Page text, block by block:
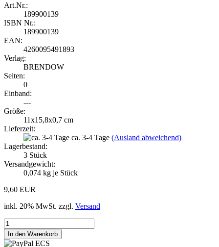
Art.Nr.:
189900139
ISBN Nr.:
189900139
EAN:
4260095491893
Verlag:
BRENDOW
Seiten:
0
Einband:
---
Größe:
11x15,8x0,7 cm
Lieferzeit:
ca. 3-4 Tage (Ausland abweichend)
Lagerbestand:
3 Stück
Versandgewicht:
0,074 kg je Stück
9,60 EUR
inkl. 20% MwSt. zzgl. Versand